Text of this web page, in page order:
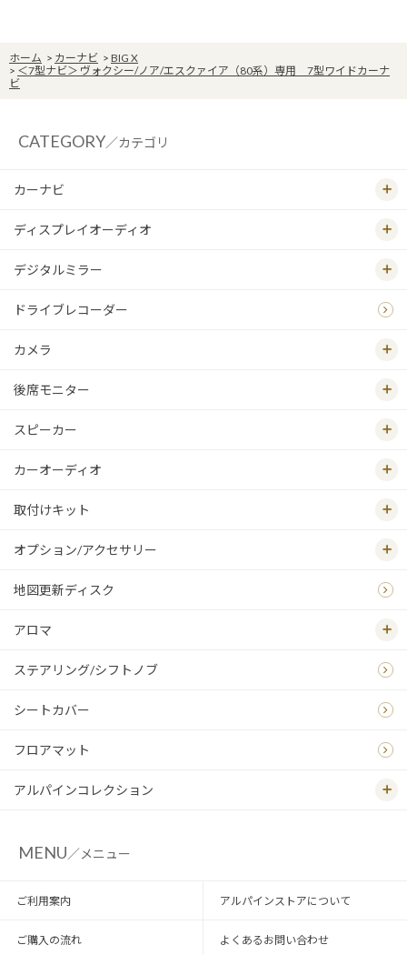
ホーム > カーナビ > BIG X
> ＜7型ナビ＞ ヴォクシー/ノア/エスクァイア（80系）専用 7型ワイドカーナ
ビ
CATEGORY／カテゴリ
カーナビ
ディスプレイオーディオ
デジタルミラー
ドライブレコーダー
カメラ
後席モニター
スピーカー
カーオーディオ
取付けキット
オプション/アクセサリー
地図更新ディスク
アロマ
ステアリング/シフトノブ
シートカバー
フロアマット
アルパインコレクション
MENU／メニュー
ご利用案内 アルパインストアについて
ご購入の流れ よくあるお問い合わせ